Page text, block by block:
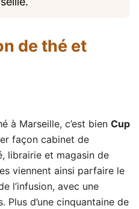
de thé et
à Marseille, c’est bien Cup
façon cabinet de
librairie et magasin de
viennent ainsi parfaire le
l’infusion, avec une
Plus d’une cinquantaine de